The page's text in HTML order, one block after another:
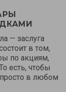
— заслуга
в том,
по акциям,
есть, чтобы
в любом